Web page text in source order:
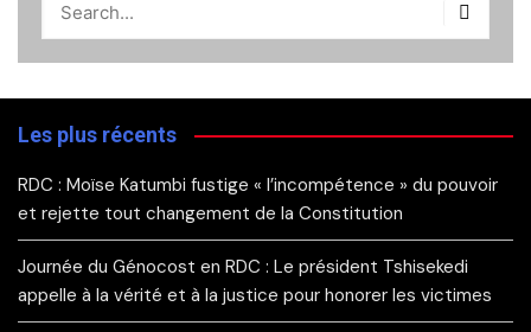
Les plus récents
RDC : Moïse Katumbi fustige « l’incompétence » du pouvoir
et rejette tout changement de la Constitution
Journée du Génocost en RDC : Le président Tshisekedi
appelle à la vérité et à la justice pour honorer les victimes